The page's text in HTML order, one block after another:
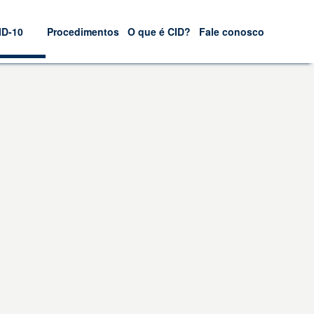
10 Procedimentos O que é CID? Fale conosco